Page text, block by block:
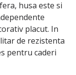
husa este si
placut. In
de rezistenta
pentru caderi